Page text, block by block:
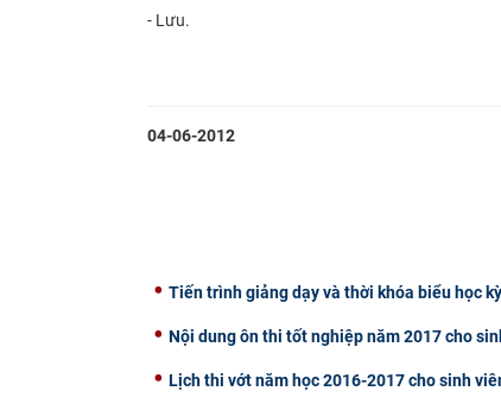
- Lưu.
04-06-2012
Tiến trình giảng dạy và thời khóa biểu học
Nội dung ôn thi tốt nghiệp năm 2017 cho
Lịch thi vớt năm học 2016-2017 cho sinh